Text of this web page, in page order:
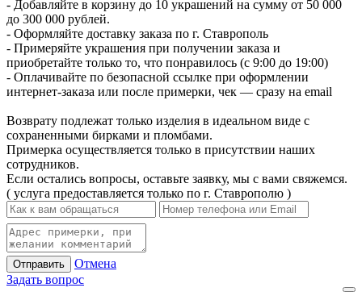
- Добавляйте в корзину до 10 украшений на сумму от 50 000
до 300 000 рублей.
- Оформляйте доставку заказа по г. Ставрополь
- Примеряйте украшения при получении заказа и
приобретайте только то, что понравилось (с 9:00 до 19:00)
- Оплачивайте по безопасной ссылке при оформлении
интернет-заказа или после примерки, чек — сразу на email
Возврату подлежат только изделия в идеальном виде с
сохраненными бирками и пломбами.
Примерка осуществляется только в присутствии наших
сотрудников.
Если остались вопросы, оставьте заявку, мы с вами свяжемся.
( услуга предоставляется только по г. Ставрополю )
Отправить
Отмена
Задать вопрос